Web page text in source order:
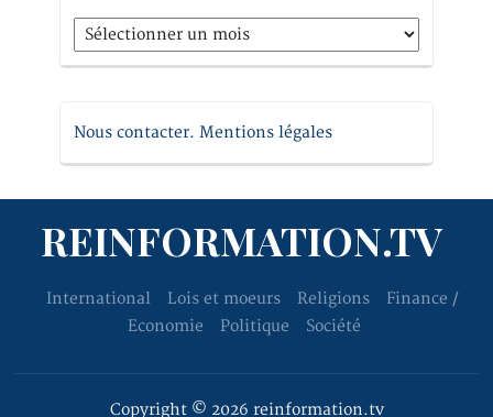
Archives
Nous contacter. Mentions légales
REINFORMATION.TV
International Lois et moeurs Religions
Finance /
Economie
Politique Société
Copyright © 2026 reinformation.tv